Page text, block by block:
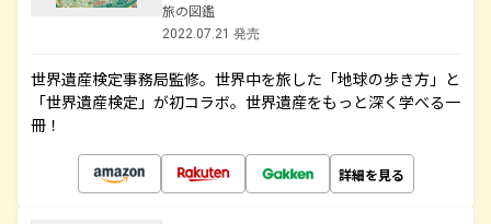
旅の図鑑
2022.07.21 発売
世界遺産検定事務局監修。世界中を旅した「地球の歩き方」と
「世界遺産検定」が初コラボ。世界遺産をもっと深く学べる一
冊！
詳細を見る